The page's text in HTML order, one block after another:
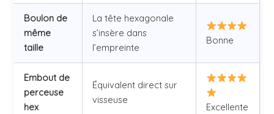
Boulon de
même
taille
La tête hexagonale
s’insère dans
l’empreinte
Bonne
Embout de
perceuse
hex
Équivalent direct sur
visseuse
Excellente